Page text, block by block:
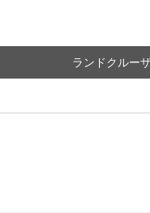
ランドクルー